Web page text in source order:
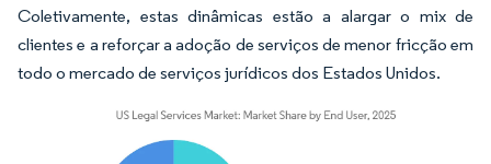
Coletivamente, estas dinâmicas estão a alargar o mix de
clientes e a reforçar a adoção de serviços de menor fricção em
todo o mercado de serviços jurídicos dos Estados Unidos.